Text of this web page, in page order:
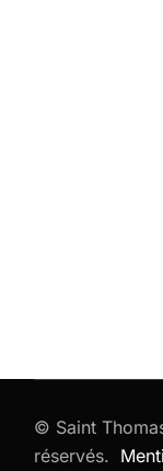
© Saint
réservés.